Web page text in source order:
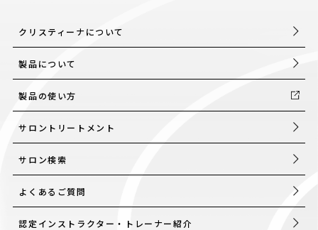
クリスティーナについて
製品について
製品の使い方
サロントリートメント
サロン検索
よくあるご質問
認定インストラクター・トレーナー紹介